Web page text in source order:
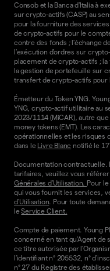
Consob et la Banca d'Italia à
sur crypto-actifs (CASP) au
pour la fourniture des
de crypto-actifs pour le
contre des fonds ; l'échange
l'exécution d'ordres sur
placement de crypto-actifs ;
la gestion de portefeuille sur
transfert de crypto-actifs pour
Émetteur du Token YNG.
YNG, crypto-actif utilitaire au
2023/1114 (MiCAR), autre
money tokens (EMT). Les
opérationnelles et les risques
dans le Livre Blanc notifié le 17
Documentation
tarifaires, veuillez vous référer
Générales d'Utilisation. Pour
qui vous fournit les services,
d'Utilisation. Pour toute
leService Client.
Compte de paiement. Young
concerné en tant qu'Agent de
ce titre autorisée par
l'identifiant n° 205532, n°
n° 27 du Registre des